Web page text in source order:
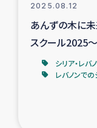
レバノン
レバノンでの
2025.08.12
あんずの木に
スクール2025～
シリア・レバ
レバノンで